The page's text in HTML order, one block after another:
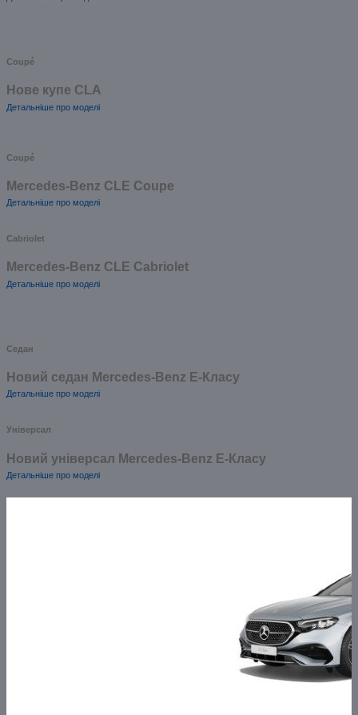
Coupé
Нове купе CLA
Детальніше про моделі
Coupé
Mercedes-Benz CLE Coupe
Детальніше про моделі
Cabriolet
Mercedes-Benz CLE Cabriolet
Детальніше про моделі
Седан
Новий седан Mercedes-Benz Е-Класу
Детальніше про моделі
Універсал
Новий універсал Mercedes-Benz E-Класу
Детальніше про моделі